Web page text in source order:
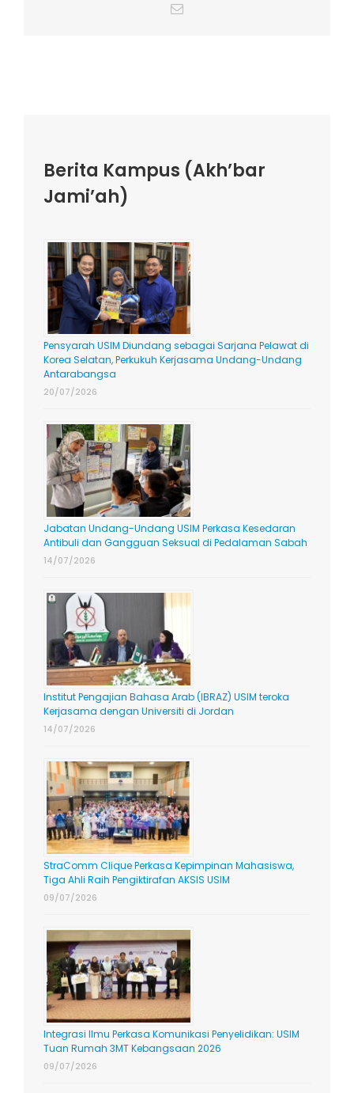
Email
Berita Kampus (Akh’bar
Jami’ah)
Pensyarah USIM Diundang sebagai Sarjana Pelawat di
Korea Selatan, Perkukuh Kerjasama Undang-Undang
Antarabangsa
20/07/2026
Jabatan Undang-Undang USIM Perkasa Kesedaran
Antibuli dan Gangguan Seksual di Pedalaman Sabah
14/07/2026
Institut Pengajian Bahasa Arab (IBRAZ) USIM teroka
Kerjasama dengan Universiti di Jordan
14/07/2026
StraComm Clique Perkasa Kepimpinan Mahasiswa,
Tiga Ahli Raih Pengiktirafan AKSIS USIM
09/07/2026
Integrasi Ilmu Perkasa Komunikasi Penyelidikan: USIM
Tuan Rumah 3MT Kebangsaan 2026
09/07/2026